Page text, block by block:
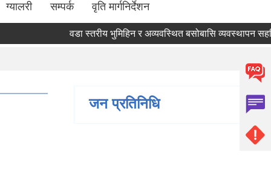
ग्यालरी सम्पर्क वृति मार्गनिर्देशन
वडा स्तरीय भुमिहिन र अव्यवस्थित बसोबासि व्यवस्थापन
जन प्रतिनिधि